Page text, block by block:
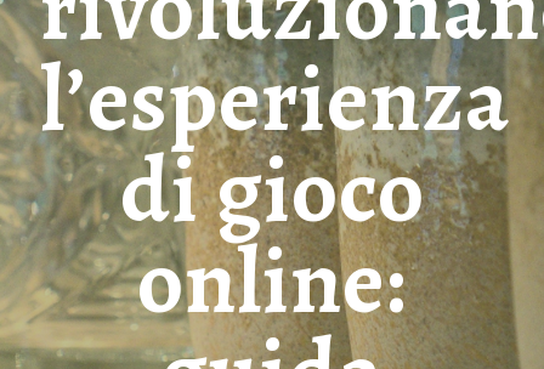
l’esperienza
di gioco
online: